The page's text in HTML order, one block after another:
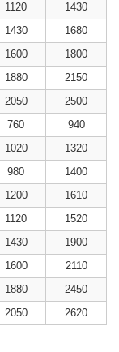
1120
1430
1430
1680
1600
1800
1880
2150
2050
2500
760
940
1020
1320
980
1400
1200
1610
1120
1520
1430
1900
1600
2110
1880
2450
2050 2620